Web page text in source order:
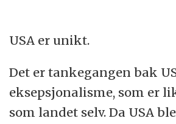
USA er unikt.
Det er tankegangen bak
eksepsjonalisme, som er
som landet selv. Da USA